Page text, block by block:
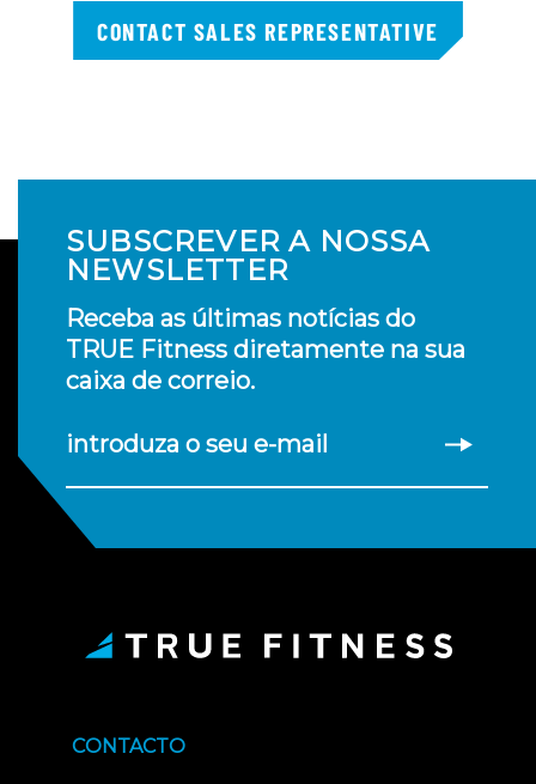
CONTACT SALES REPRESENTATIVE
SUBSCREVER A NOSSA
NEWSLETTER
Receba as últimas notícias do
TRUE Fitness diretamente na sua
caixa de correio.
introduza o seu e-mail
CONTACTO